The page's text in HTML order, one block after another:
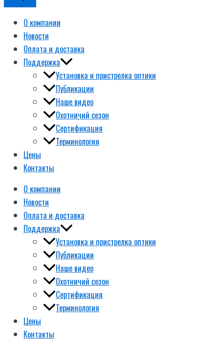
О компании
Новости
Оплата и доставка
Поддержка
Установка и пристрелка оптики
Публикации
Наше видео
Охотничий сезон
Сертификация
Терминология
Цены
Контакты
О компании
Новости
Оплата и доставка
Поддержка
Установка и пристрелка оптики
Публикации
Наше видео
Охотничий сезон
Сертификация
Терминология
Цены
Контакты